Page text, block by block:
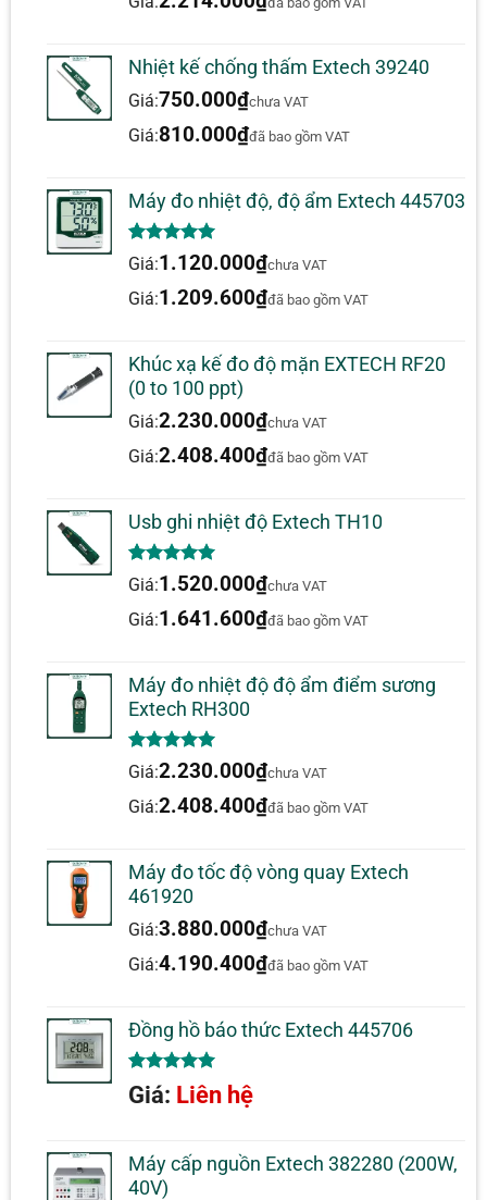
Nhiệt kế chống thấm Extech 39240
Giá:750.000₫chưa VAT
Giá:810.000₫đã bao gồm VAT
Máy đo nhiệt độ, độ ẩm Extech 445703
5.00trên 5
dựa trên
1
đánh giá
Giá:1.120.000₫chưa VAT
Giá:1.209.600₫đã bao gồm VAT
Khúc xạ kế đo độ mặn EXTECH RF20
(0 to 100 ppt)
Giá:2.230.000₫chưa VAT
Giá:2.408.400₫đã bao gồm VAT
Usb ghi nhiệt độ Extech TH10
5.00trên 5
dựa trên
1
đánh giá
Giá:1.520.000₫chưa VAT
Giá:1.641.600₫đã bao gồm VAT
Máy đo nhiệt độ độ ẩm điểm sương
Extech RH300
5.00trên 5
dựa trên
1
đánh giá
Giá:2.230.000₫chưa VAT
Giá:2.408.400₫đã bao gồm VAT
Máy đo tốc độ vòng quay Extech
461920
Giá:3.880.000₫chưa VAT
Giá:4.190.400₫đã bao gồm VAT
Đồng hồ báo thức Extech 445706
5.00trên 5
dựa trên
1
Giá: Liên hệ
Máy cấp nguồn Extech 382280 (200W,
40V)